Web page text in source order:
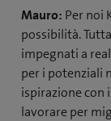
Mauro: Per noi
possibilità.
impegnati a
per i potenziali
ispirazione con
lavorare per